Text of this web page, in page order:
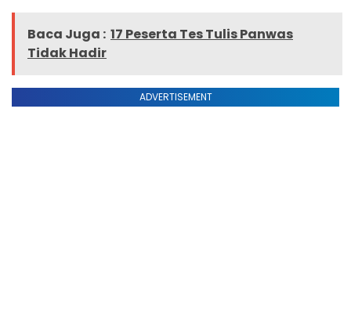
Baca Juga : 17 Peserta Tes Tulis Panwas
Tidak Hadir
ADVERTISEMENT